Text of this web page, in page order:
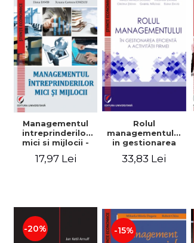
Managementul
intreprinderilor
mici si mijlocii -
Elena David,
Mihaela-Mirela
17,97 Lei
Rolul
managementului
in gestionarea
eficienta a
activitatii firmei -
Dogaru,
Valentina Zaharia
33,83 Lei
-20% -15%